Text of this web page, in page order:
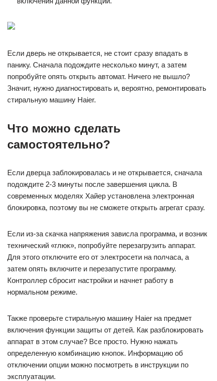
Если дверь не открывается, не стоит сразу впадать в
панику. Сначала подождите несколько минут, а затем
попробуйте опять открыть автомат. Ничего не вышло?
Значит, нужно диагностировать и, вероятно, ремонтировать
стиральную машину Haier.
Что можно сделать
самостоятельно?
Если дверца заблокировалась и не открывается, сначала
подождите 2-3 минуты после завершения цикла. В
современных моделях Хайер установлена электронная
блокировка, поэтому вы не сможете открыть агрегат сразу.
Если из-за скачка напряжения зависла программа, и возник
технический «глюк», попробуйте перезагрузить аппарат.
Для этого отключите его от электросети на полчаса, а
затем опять включите и перезапустите программу.
Контроллер сбросит настройки и начнет работу в
нормальном режиме.
Также проверьте стиральную машину Haier на предмет
включения функции защиты от детей. Как разблокировать
аппарат в этом случае? Все просто. Нужно нажать
определенную комбинацию кнопок. Информацию об
отключении опции можно посмотреть в инструкции по
эксплуатации.